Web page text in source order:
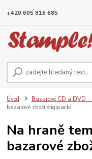
+420 605 816 685
Úvod Bazarové CD a DVD -
bazarové zboží /digipack/
Na hraně
bazarové